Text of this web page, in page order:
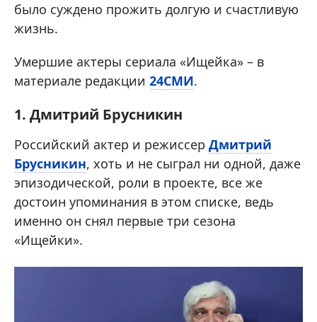
было суждено прожить долгую и счастливую
жизнь.
Умершие актеры сериала «Ищейка» – в
материале редакции 24СМИ.
1. Дмитрий Брусникин
Российский актер и режиссер Дмитрий
Брусникин, хоть и не сыграл ни одной, даже
эпизодической, роли в проекте, все же
достоин упоминания в этом списке, ведь
именно он снял первые три сезона
«Ищейки».